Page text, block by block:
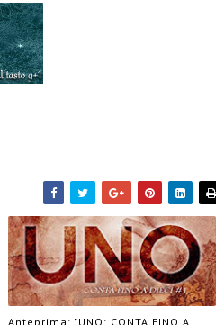
Anteprima: "UNO: CONTA FINO A